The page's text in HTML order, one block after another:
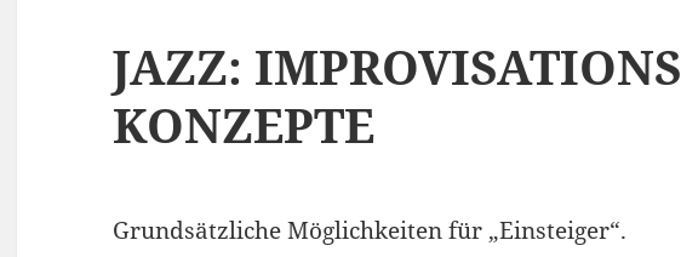
JAZZ: IMPROVISATIONS
KONZEPTE
Grundsätzliche Möglichkeiten für „Einsteiger“.